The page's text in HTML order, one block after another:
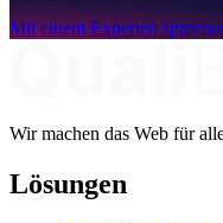
Mit einem Experten
Wir machen das Web für
Lösungen